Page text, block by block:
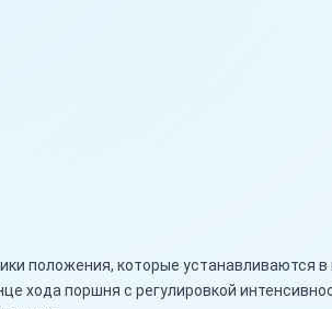
положения, которые устанавливаются в
хода поршня с регулировкой